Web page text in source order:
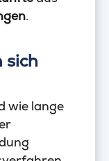
.
sich
wie lange